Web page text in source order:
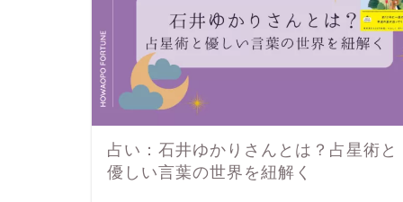
占い：石井ゆかりさんとは？占星術と
優しい言葉の世界を紐解く